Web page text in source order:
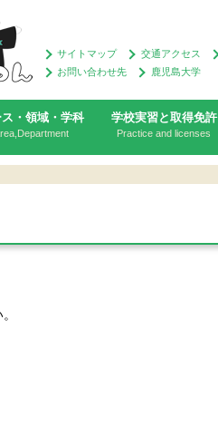
サイトマップ 交通アクセス
お問い合わせ先
鹿児島大学
・領域・学科 学校実習と取得免許
Practice and licenses